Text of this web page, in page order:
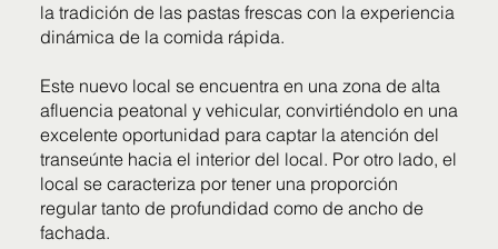
la tradición de las pastas frescas con la experiencia
dinámica de la comida rápida.
Este nuevo local se encuentra en una zona de alta
afluencia peatonal y vehicular, convirtiéndolo en una
excelente oportunidad para captar la atención del
transeúnte hacia el interior del local. Por otro lado, el
local se caracteriza por tener una proporción
regular tanto de profundidad como de ancho de
fachada.